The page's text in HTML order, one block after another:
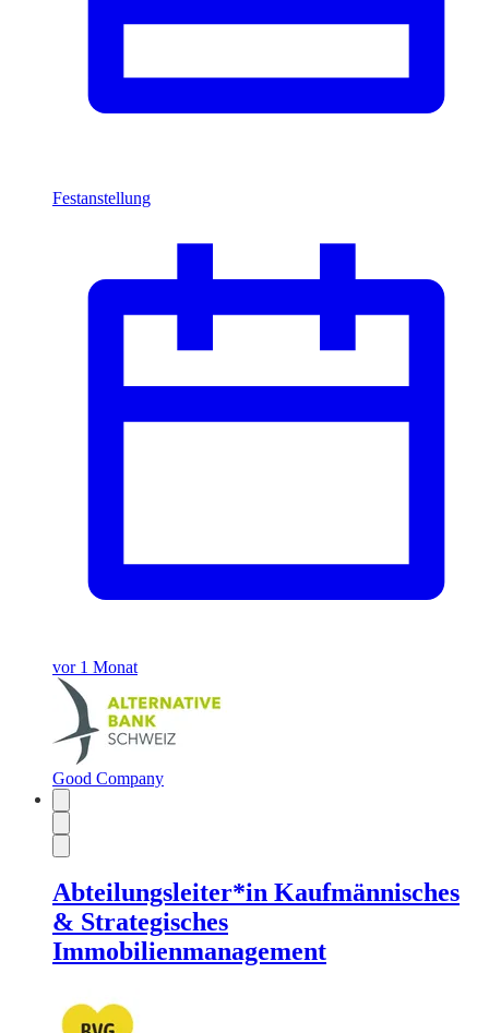
Festanstellung
vor 1 Monat
Good Company
Abteilungsleiter*in Kaufmännisches
& Strategisches
Immobilienmanagement